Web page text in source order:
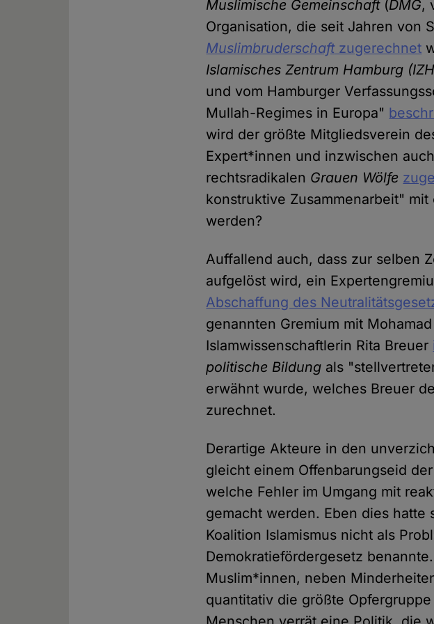
Muslimische Gemeinschaft(DMG,
Organisation, die seit Jahren von
Muslimbruderschaftzugerechnet
Islamisches Zentrum Hamburg
und vom Hamburger
Mullah-Regimes in Europa"
wird der größte Mitgliedsverein
Expert*innen und inzwischen
rechtsradikalen Grauen Wölfe
konstruktive Zusammenarbeit"
werden?
Auffallend auch, dass zur selben
aufgelöst wird, ein
Abschaffung des
genannten Gremium mit
Islamwissenschaftlerin Rita Breuer
politische Bildung als
erwähnt wurde, welches Breuer
zurechnet.
Derartige Akteure in den
gleicht einem Offenbarungseid
welche Fehler im Umgang mit
gemacht werden. Eben dies hatte
Koalition Islamismus nicht als
Demokratiefördergesetz
Muslim*innen, neben
quantitativ die größte